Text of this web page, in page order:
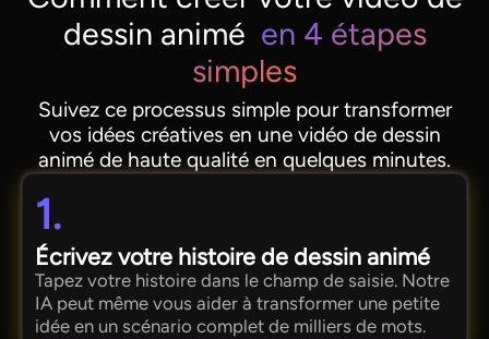
dessin animé en 4 étapes
simples
Suivez ce processus simple pour transformer
vos idées créatives en une vidéo de dessin
animé de haute qualité en quelques minutes.
1.
Écrivez votre histoire de dessin animé
Tapez votre histoire dans le champ de saisie. Notre
IA peut même vous aider à transformer une petite
idée en un scénario complet de milliers de mots.